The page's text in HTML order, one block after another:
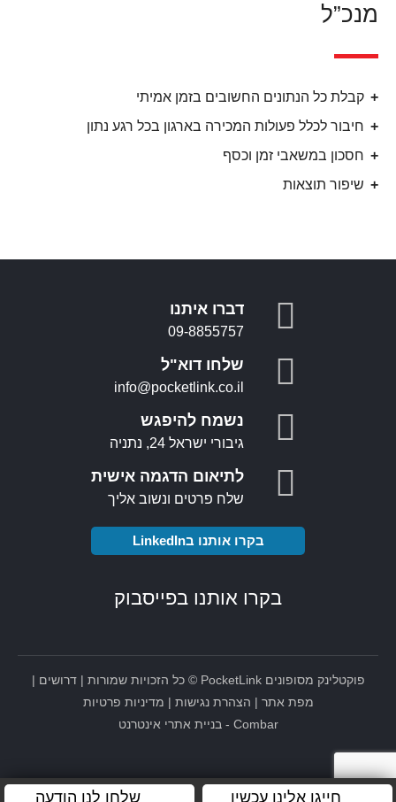
מנכ”ל
קבלת כל הנתונים החשובים בזמן אמיתי
חיבור לכלל פעולות המכירה בארגון בכל רגע נתון
חסכון במשאבי זמן וכסף
שיפור תוצאות
דברו איתנו
09-8855757
שלחו דוא"ל
info@pocketlink.co.il
נשמח להיפגש
גיבורי ישראל 24, נתניה
לתיאום הדגמה אישית
שלח פרטים ונשוב אליך
בקרו אותנו בLinkedIn
בקרו אותנו בפייסבוק
פוקטלינק מסופוניםPocketLink © כל הזכויות שמורות |דרושים |
מפת אתר | הצהרת נגישות | מדיניות פרטיות
Combar
- בניית אתרי אינטרנט
חייגו אלינו עכשיו שלחו לנו הודעה